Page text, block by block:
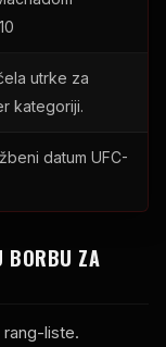
utrke za
kategoriji.
datum UFC-
BORBU ZA
rang-liste.